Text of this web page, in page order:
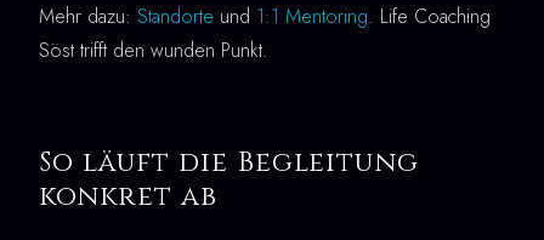
Mehr dazu: Standorte und 1:1 Mentoring. Life Coaching
Söst trifft den wunden Punkt.
So läuft die Begleitung
konkret ab